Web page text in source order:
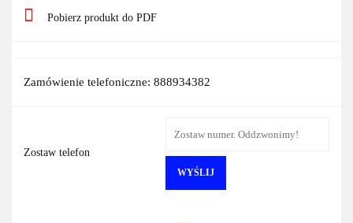
Pobierz produkt do PDF
Zamówienie telefoniczne: 888934382
Zostaw telefon
WYŚLIJ